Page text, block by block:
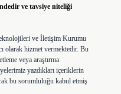
ve tavsiye niteliği
ve İletişim Kurumu
olarak hizmet vermektedir. Bu
veya araştırma
yazdıkları içeriklerin
bu sorumluluğu kabul etmiş